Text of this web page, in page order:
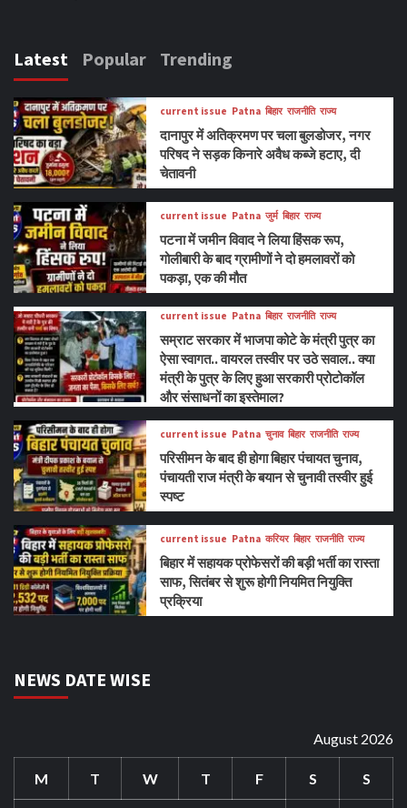
Latest Popular Trending
current issue Patna बिहार राजनीति राज्य
दानापुर में अतिक्रमण पर चला बुलडोजर, नगर
परिषद ने सड़क किनारे अवैध कब्जे हटाए, दी
चेतावनी
current issue Patna जुर्म बिहार राज्य
पटना में जमीन विवाद ने लिया हिंसक रूप,
गोलीबारी के बाद ग्रामीणों ने दो हमलावरों को
पकड़ा, एक की मौत
current issue Patna बिहार राजनीति राज्य
सम्राट सरकार में भाजपा कोटे के मंत्री पुत्र का
ऐसा स्वागत.. वायरल तस्वीर पर उठे सवाल.. क्या
मंत्री के पुत्र के लिए हुआ सरकारी प्रोटोकॉल
और संसाधनों का इस्तेमाल?
current issue Patna चुनाव बिहार राजनीति राज्य
परिसीमन के बाद ही होगा बिहार पंचायत चुनाव,
पंचायती राज मंत्री के बयान से चुनावी तस्वीर हुई
स्पष्ट
current issue Patna करियर बिहार राजनीति राज्य
बिहार में सहायक प्रोफेसरों की बड़ी भर्ती का रास्ता
साफ, सितंबर से शुरू होगी नियमित नियुक्ति
प्रक्रिया
NEWS DATE WISE
August 2026
M T W T F S S